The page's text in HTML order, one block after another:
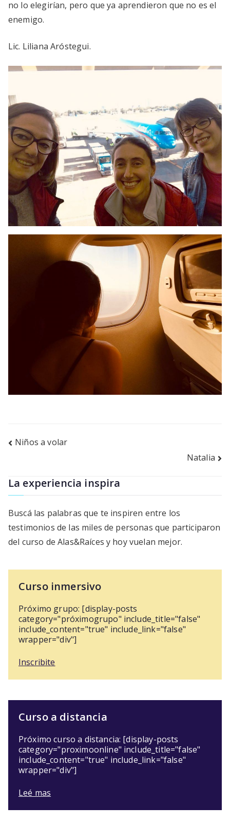
no lo elegirían, pero que ya aprendieron que no es el
enemigo.
Lic. Liliana Aróstegui.
Navegación
entradas
Niños a volar
Natalia
La experiencia inspira
Buscá las palabras que te inspiren entre los
testimonios de las miles de personas que participaron
del curso de Alas&Raíces y hoy vuelan mejor.
Curso inmersivo
Próximo grupo: [display-posts
category="próximogrupo" include_title="false"
include_content="true" include_link="false"
wrapper="div"]
Inscribite
Curso a distancia
Próximo curso a distancia: [display-posts
category="proximoonline" include_title="false"
include_content="true" include_link="false"
wrapper="div"]
Leé mas